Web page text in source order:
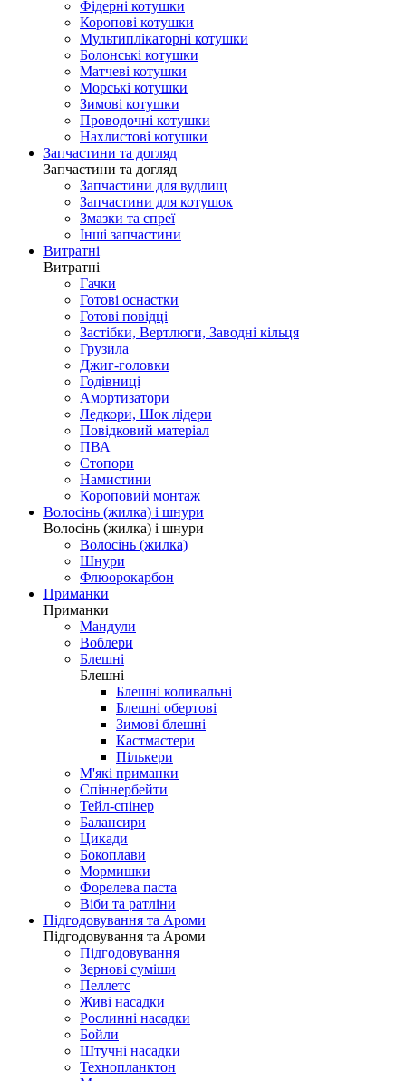
Фідерні котушки
Коропові котушки
Мультиплікаторні котушки
Болонські котушки
Матчеві котушки
Морські котушки
Зимові котушки
Проводочні котушки
Нахлистові котушки
Запчастини та догляд
Запчастини та догляд
Запчастини для вудлищ
Запчастини для котушок
Змазки та спреї
Інші запчастини
Витратні
Витратні
Гачки
Готові оснастки
Готові повідці
Застібки, Вертлюги, Заводні кільця
Грузила
Джиг-головки
Годівниці
Амортизатори
Ледкори, Шок лідери
Повідковий матеріал
ПВА
Стопори
Намистини
Короповий монтаж
Волосінь (жилка) і шнури
Волосінь (жилка) і шнури
Волосінь (жилка)
Шнури
Флюорокарбон
Приманки
Приманки
Мандули
Воблери
Блешні
Блешні
Блешні коливальні
Блешні обертові
Зимові блешні
Кастмастери
Пількери
М'які приманки
Спіннербейти
Тейл-спінер
Балансири
Цикади
Бокоплави
Мормишки
Форелева паста
Віби та ратліни
Підгодовування та Ароми
Підгодовування та Ароми
Підгодовування
Зернові суміши
Пеллетс
Живі насадки
Рослинні насадки
Бойли
Штучні насадки
Технопланктон